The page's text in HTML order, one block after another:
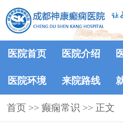
医院首页 医院介绍
医院环境 来院路线
首页 >> 癫痫常识 >> 正文